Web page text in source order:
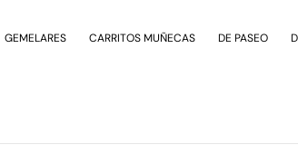
GEMELARES CARRITOS MUÑECAS DE PASEO